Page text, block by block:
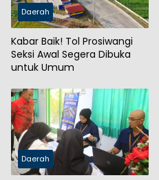
Daerah
Kabar Baik! Tol Prosiwangi
Seksi Awal Segera Dibuka
untuk Umum
Daerah